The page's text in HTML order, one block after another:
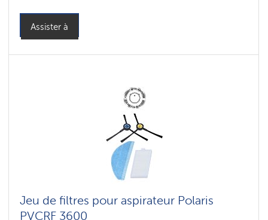
Assister à
Jeu de filtres pour aspirateur Polaris
PVCRF 3600